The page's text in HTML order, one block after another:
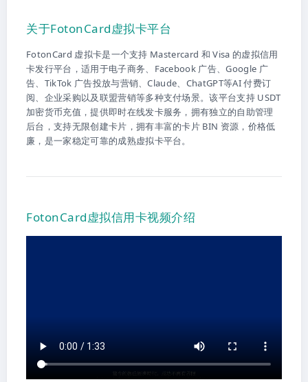
关于FotonCard虚拟卡平台
FotonCard 虚拟卡是一个支持 Mastercard 和 Visa 的虚拟信用
卡发行平台，适用于电子商务、Facebook 广告、Google 广
告、TikTok 广告投放与营销、Claude、ChatGPT等AI 付费订
阅、企业采购以及联盟营销等多种支付场景。该平台支持 USDT
加密货币充值，提供即时在线发卡服务，拥有独立的自助管理
后台，支持无限创建卡片，拥有丰富的卡片 BIN 资源，价格低
廉，是一家稳定可靠的成熟虚拟卡平台。
FotonCard虚拟信用卡视频介绍